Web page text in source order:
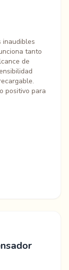
inaudibles
tanto
de
positivo para